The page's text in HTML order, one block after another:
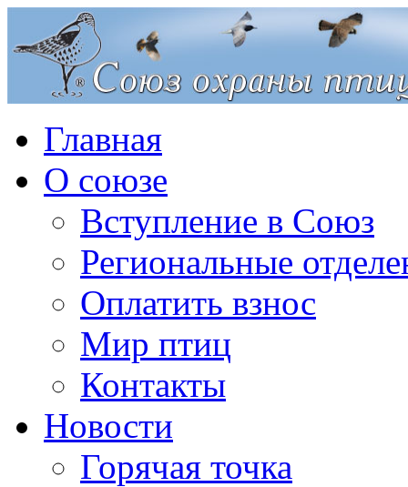
Главная
О союзе
Вступление в Союз
Региональные
Оплатить взнос
Мир птиц
Контакты
Новости
Горячая точка